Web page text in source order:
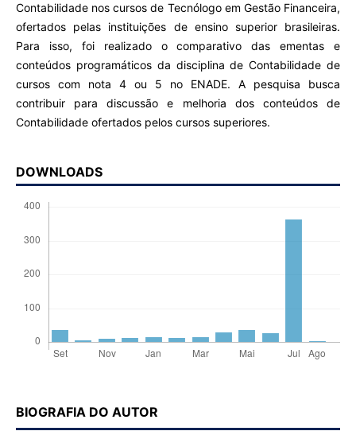
Contabilidade nos cursos de Tecnólogo em Gestão Financeira,
ofertados pelas instituições de ensino superior brasileiras.
Para isso, foi realizado o comparativo das ementas e
conteúdos programáticos da disciplina de Contabilidade de
cursos com nota 4 ou 5 no ENADE. A pesquisa busca
contribuir para discussão e melhoria dos conteúdos de
Contabilidade ofertados pelos cursos superiores.
DOWNLOADS
BIOGRAFIA DO AUTOR